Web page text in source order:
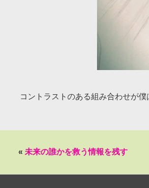
コントラストのある組み合わせが僕
« 未来の誰かを救う情報を残す